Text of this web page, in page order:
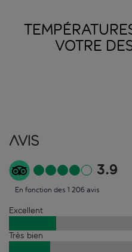
VOTRE
Avis
3.9
En fonction des 1 206 avis
Excellent
Très bien